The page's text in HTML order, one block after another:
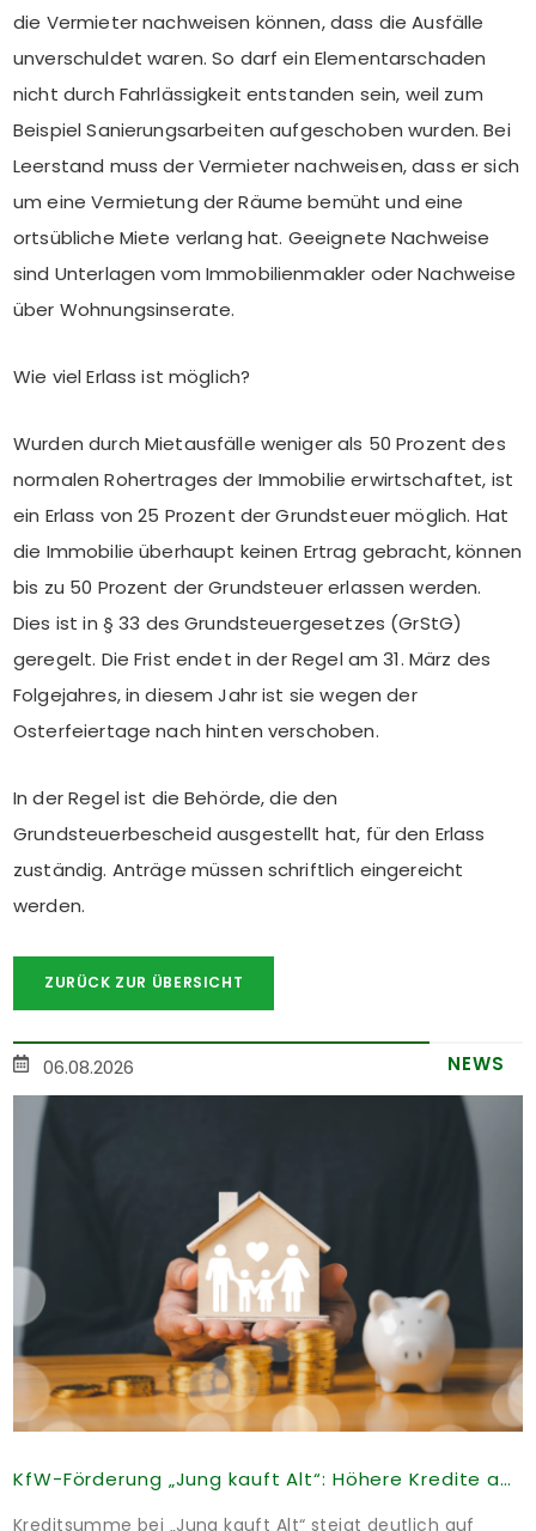
die Vermieter nachweisen können, dass die Ausfälle
unverschuldet waren. So darf ein Elementarschaden
nicht durch Fahrlässigkeit entstanden sein, weil zum
Beispiel Sanierungsarbeiten aufgeschoben wurden. Bei
Leerstand muss der Vermieter nachweisen, dass er sich
um eine Vermietung der Räume bemüht und eine
ortsübliche Miete verlang hat. Geeignete Nachweise
sind Unterlagen vom Immobilienmakler oder Nachweise
über Wohnungsinserate.
Wie viel Erlass ist möglich?
Wurden durch Mietausfälle weniger als 50 Prozent des
normalen Rohertrages der Immobilie erwirtschaftet, ist
ein Erlass von 25 Prozent der Grundsteuer möglich. Hat
die Immobilie überhaupt keinen Ertrag gebracht, können
bis zu 50 Prozent der Grundsteuer erlassen werden.
Dies ist in § 33 des Grundsteuergesetzes (GrStG)
geregelt. Die Frist endet in der Regel am 31. März des
Folgejahres, in diesem Jahr ist sie wegen der
Osterfeiertage nach hinten verschoben.
In der Regel ist die Behörde, die den
Grundsteuerbescheid ausgestellt hat, für den Erlass
zuständig. Anträge müssen schriftlich eingereicht
werden.
ZURÜCK ZUR ÜBERSICHT
06.08.2026 NEWS
KfW-Förderung „Jung kauft Alt“: Höhere Kredite ab August 2026
Kreditsumme bei „Jung kauft Alt“ steigt deutlich auf